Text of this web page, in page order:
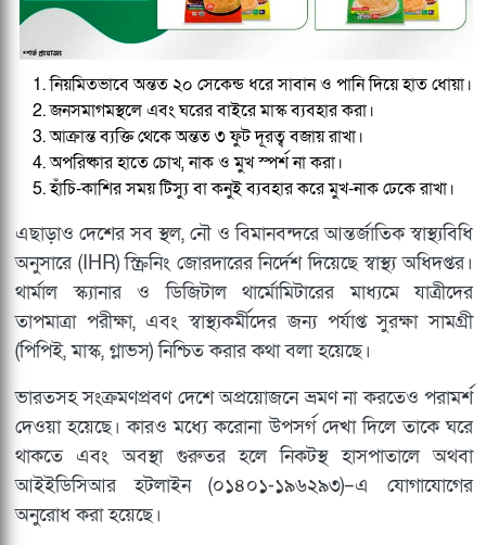
নিয়মিতভাবে অন্তত ২০ সেকেন্ড ধরে সাবান ও পানি দিয়ে হাত ধোয়া।
জনসমাগমস্থলে এবং ঘরের বাইরে মাস্ক ব্যবহার করা।
আক্রান্ত ব্যক্তি থেকে অন্তত ৩ ফুট দূরত্ব বজায় রাখা।
অপরিষ্কার হাতে চোখ, নাক ও মুখ স্পর্শ না করা।
হাঁচি-কাশির সময় টিস্যু বা কনুই ব্যবহার করে মুখ-নাক ঢেকে রাখা।
এছাড়াও দেশের সব স্থল, নৌ ও বিমানবন্দরে আন্তর্জাতিক স্বাস্থ্যবিধি
অনুসারে (IHR) স্ক্রিনিং জোরদারের নির্দেশ দিয়েছে স্বাস্থ্য অধিদপ্তর।
থার্মাল স্ক্যানার ও ডিজিটাল থার্মোমিটারের মাধ্যমে যাত্রীদের
তাপমাত্রা পরীক্ষা, এবং স্বাস্থ্যকর্মীদের জন্য পর্যাপ্ত সুরক্ষা সামগ্রী
(পিপিই, মাস্ক, গ্লাভস) নিশ্চিত করার কথা বলা হয়েছে।
ভারতসহ সংক্রমণপ্রবণ দেশে অপ্রয়োজনে ভ্রমণ না করতেও পরামর্শ
দেওয়া হয়েছে। কারও মধ্যে করোনা উপসর্গ দেখা দিলে তাকে ঘরে
থাকতে এবং অবস্থা গুরুতর হলে নিকটস্থ হাসপাতালে অথবা
আইইডিসিআর হটলাইন (০১৪০১-১৯৬২৯৩)–এ যোগাযোগের
অনুরোধ করা হয়েছে।